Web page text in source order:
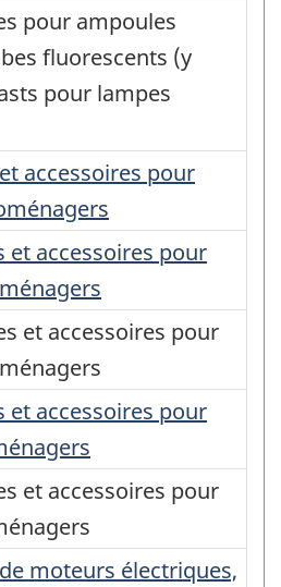
pour ampoules
fluorescents (y
pour lampes
accessoires pour
et accessoires pour
et accessoires pour
et accessoires pour
et accessoires pour
moteurs électriques,